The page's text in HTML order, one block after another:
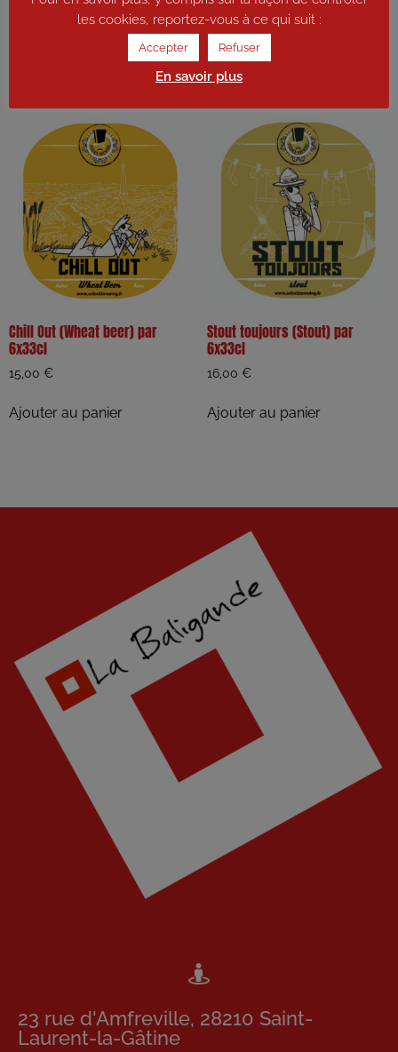
17,00 €
Ajouter au panier
Chill Out (Wheat beer) par
6x33cl
15,00 €
Ajouter au panier
Stout toujours (Stout) par
6x33cl
16,00 €
Ajouter au panier
23 rue d'Amfreville, 28210 Saint-
Laurent-la-Gâtine
les cookies, reportez-vous à ce qui suit :
Accepter Refuser
En savoir plus